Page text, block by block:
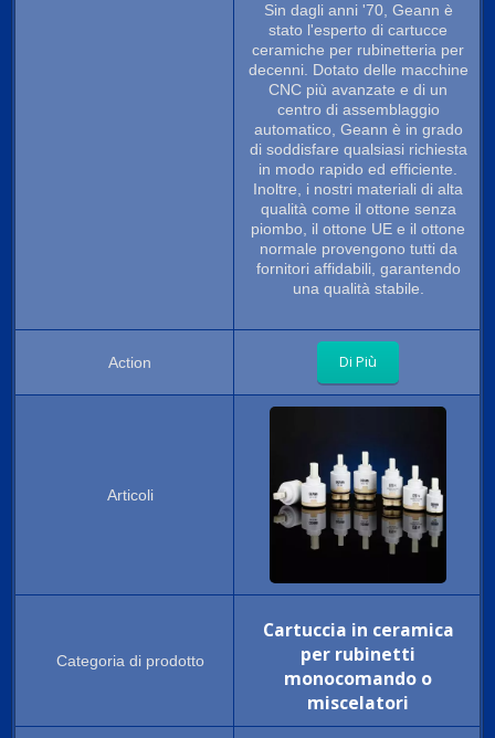
Sin dagli anni '70, Geann è
stato l'esperto di cartucce
ceramiche per rubinetteria per
decenni. Dotato delle macchine
CNC più avanzate e di un
centro di assemblaggio
automatico, Geann è in grado
di soddisfare qualsiasi richiesta
in modo rapido ed efficiente.
Inoltre, i nostri materiali di alta
qualità come il ottone senza
piombo, il ottone UE e il ottone
normale provengono tutti da
fornitori affidabili, garantendo
una qualità stabile.
Di Più
Cartuccia in ceramica
per rubinetti
monocomando o
miscelatori